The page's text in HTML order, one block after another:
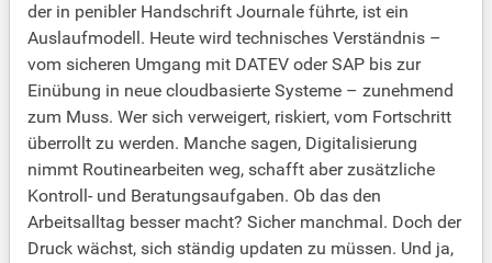
der in penibler Handschrift Journale führte, ist ein
Auslaufmodell. Heute wird technisches Verständnis –
vom sicheren Umgang mit DATEV oder SAP bis zur
Einübung in neue cloudbasierte Systeme – zunehmend
zum Muss. Wer sich verweigert, riskiert, vom Fortschritt
überrollt zu werden. Manche sagen, Digitalisierung
nimmt Routinearbeiten weg, schafft aber zusätzliche
Kontroll- und Beratungsaufgaben. Ob das den
Arbeitsalltag besser macht? Sicher manchmal. Doch der
Druck wächst, sich ständig updaten zu müssen. Und ja,